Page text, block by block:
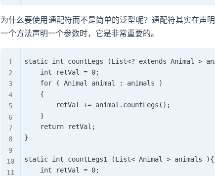
为什么要使用通配符而不是简单的泛型呢？通配符其实在声
一个方法声明一个参数时，它是非常重要的。
static int countLegs (List<? extends Animal >
    int retVal = 0;
    for ( Animal animal : animals )
    {
        retVal += animal.countLegs();
    }
    return retVal;
}
static int countLegs1 (List< Animal > animals ){
    int retVal = 0;